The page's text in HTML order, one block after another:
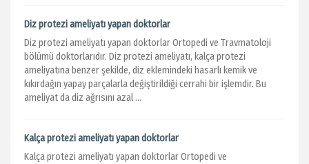
Diz protezi ameliyatı yapan doktorlar
Diz protezi ameliyatı yapan doktorlar Ortopedi ve Travmatoloji
bölümü doktorlarıdır. Diz protezi ameliyatı, kalça protezi
ameliyatına benzer şekilde, diz eklemindeki hasarlı kemik ve
kıkırdağın yapay parçalarla değiştirildiği cerrahi bir işlemdir. Bu
ameliyat da diz ağrısını azal ...
Kalça protezi ameliyatı yapan doktorlar
Kalça protezi ameliyatı yapan doktorlar Ortopedi ve